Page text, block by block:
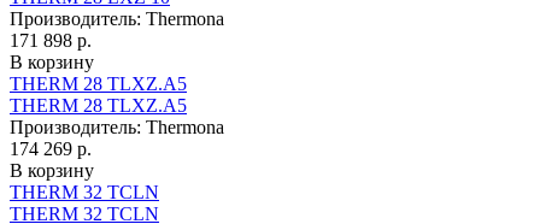
Производитель: Thermona
171 898 р.
В корзину
THERM 28 TLXZ.A5
THERM 28 TLXZ.A5
Производитель: Thermona
174 269 р.
В корзину
THERM 32 TCLN
THERM 32 TCLN